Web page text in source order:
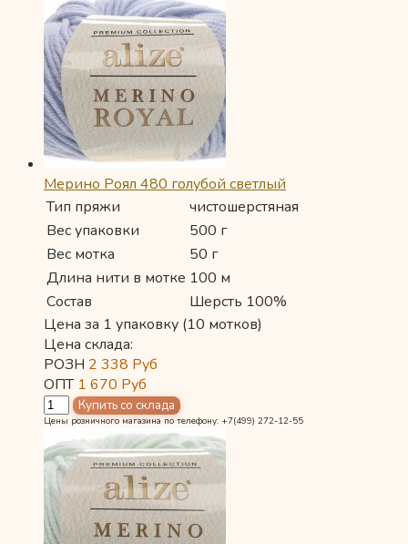
Мерино Роял 480 голубой светлый
Тип пряжи
чистошерстяная
Вес упаковки
500 г
Вес мотка
50 г
Длина нити в мотке 100 м
Состав
Шерсть 100%
Цена за 1 упаковку (10 мотков)
Цена склада:
РОЗН 2 338 Руб
ОПТ 1 670 Руб
Цены розничного магазина по телефону: +7(499) 272-12-55